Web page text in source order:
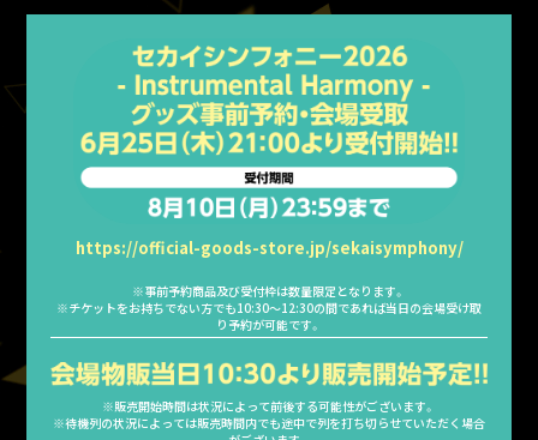
https://official-goods-store.jp/sekaisymphony/
※事前予約商品及び受付枠は数量限定となります。
※チケットをお持ちでない方でも10:30〜12:30の間であれば当日の会場受け取
り予約が可能です。
※販売開始時間は状況によって前後する可能性がございます。
※待機列の状況によっては販売時間内でも途中で列を打ち切らせていただく場合